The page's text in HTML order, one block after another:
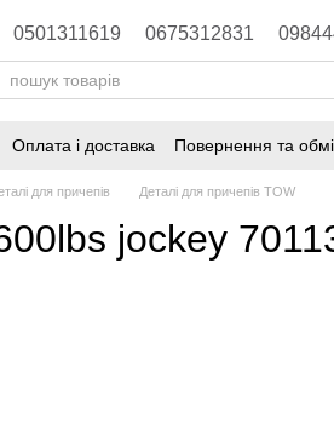
0501311619 0675312831
Оплата і доставка Повернення та
для причепів Деталі для причепів TOW
jockey